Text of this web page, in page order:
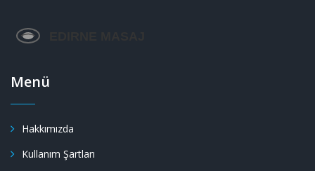
Menü
Hakkımızda
Kullanım Şartları